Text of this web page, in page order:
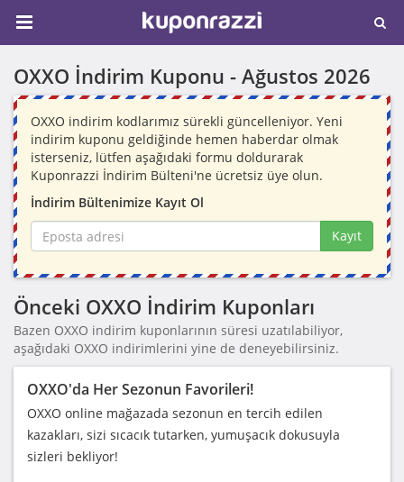
OXXO İndirim Kuponu - Ağustos 2026
OXXO indirim kodlarımız sürekli güncelleniyor. Yeni
indirim kuponu geldiğinde hemen haberdar olmak
isterseniz, lütfen aşağıdaki formu doldurarak
Kuponrazzi İndirim Bülteni'ne ücretsiz üye olun.
İndirim Bültenimize Kayıt Ol
Kayıt
Önceki OXXO İndirim Kuponları
Bazen OXXO indirim kuponlarının süresi uzatılabiliyor,
aşağıdaki OXXO indirimlerini yine de deneyebilirsiniz.
OXXO'da Her Sezonun Favorileri!
OXXO online mağazada sezonun en tercih edilen
kazakları, sizi sıcacık tutarken, yumuşacık dokusuyla
sizleri bekliyor!